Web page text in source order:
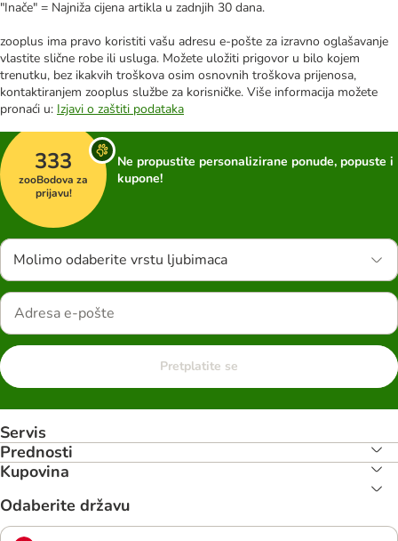
"Inače" = Najniža cijena artikla u zadnjih 30 dana.
zooplus ima pravo koristiti vašu adresu e-pošte za izravno oglašavanje
vlastite slične robe ili usluga. Možete uložiti prigovor u bilo kojem
trenutku, bez ikakvih troškova osim osnovnih troškova prijenosa,
kontaktiranjem zooplus službe za korisničke. Više informacija možete
pronaći u: Izjavi o zaštiti podataka
333
zooBodova za
prijavu!
Ne propustite personalizirane ponude, popuste i
kupone!
Molimo odaberite vrstu ljubimaca
Pretplatite se
Servis
Prednosti
Kupovina
Odaberite državu